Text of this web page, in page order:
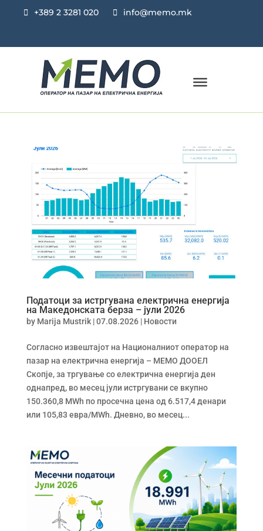
+389 2 3281 020 info@memo.mk
Податоци за истргувана електрична енергија
на Mакедонската берза – јули 2026
by Marija Mustrik|07.08.2026| Новости
Согласно извештајот на Националниот оператор на
пазар на електрична енергија – МЕМО ДООЕЛ
Скопје, за тргување со електрична енергија ден
однапред, во месец јули истргувани се вкупно
150.360,8 MWh по просечна цена од 6.517,4 денари
или 105,83 евра/MWh. Дневно, во месец...